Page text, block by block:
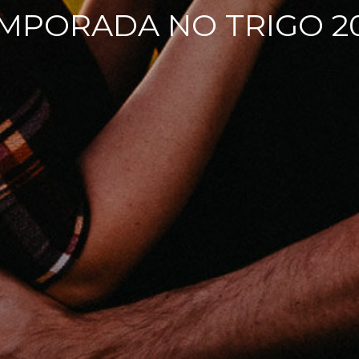
NO TRIGO